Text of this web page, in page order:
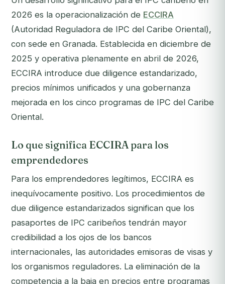
2026 es la operacionalización de ECCIRA
(Autoridad Reguladora de IPC del Caribe Oriental),
con sede en Granada. Establecida en diciembre de
2025 y operativa plenamente en abril de 2026,
ECCIRA introduce due diligence estandarizado,
precios mínimos unificados y una gobernanza
mejorada en los cinco programas de IPC del Caribe
Oriental.
Lo que significa ECCIRA para los
emprendedores
Para los emprendedores legítimos, ECCIRA es
inequívocamente positivo. Los procedimientos de
due diligence estandarizados significan que los
pasaportes de IPC caribeños tendrán mayor
credibilidad a los ojos de los bancos
internacionales, las autoridades emisoras de visas y
los organismos reguladores. La eliminación de la
competencia a la baja en precios entre programas